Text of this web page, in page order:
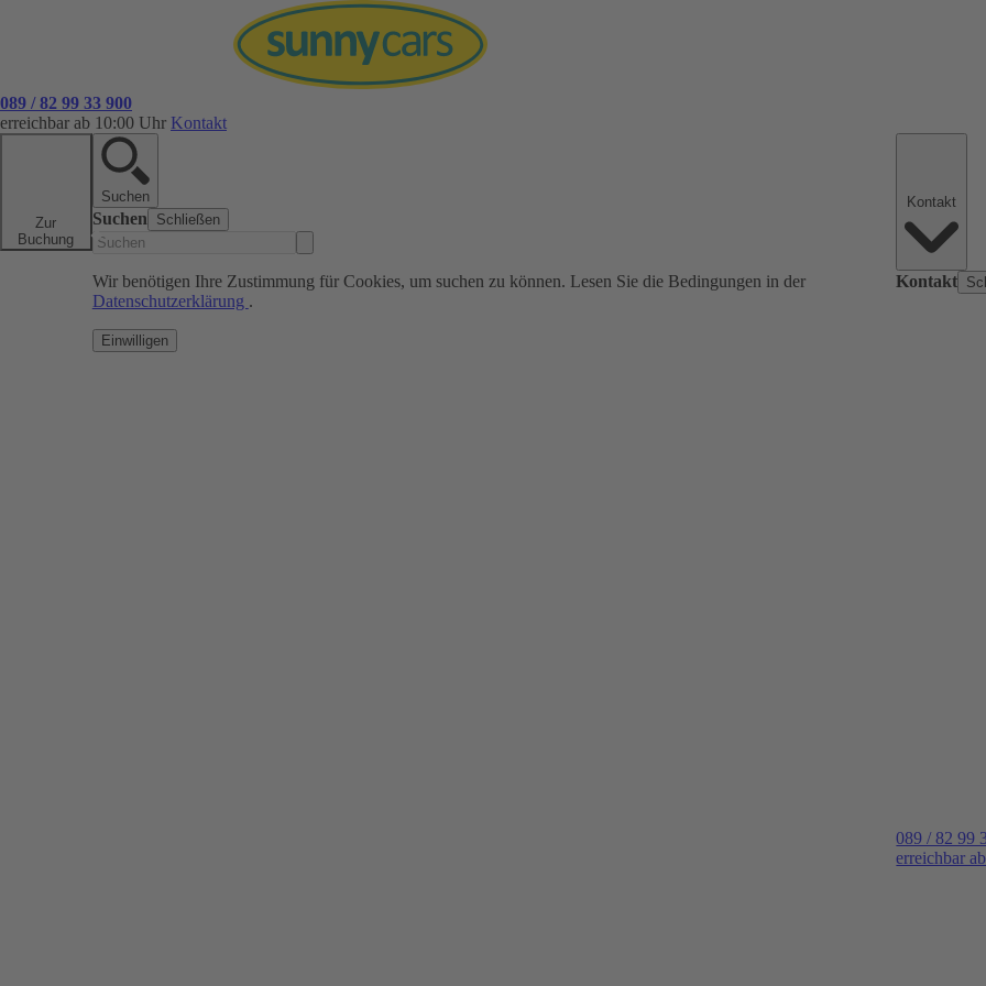
089 / 82 99 33 900
erreichbar ab 10:00 Uhr Kontakt
Zur
Buchung
Suchen
Suchen Schließen
Wir benötigen Ihre Zustimmung für Cookies, um suchen zu können. Lesen Sie die Bedingungen in der
Datenschutzerklärung .
Einwilligen
Kontakt
089 / 82 99
erreichbar